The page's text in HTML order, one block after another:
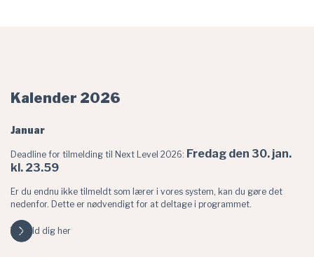
Kalender 2026
Januar
Deadline for tilmelding til Next Level 2026: Fredag den 30. jan.
kl. 23.59
Er du endnu ikke tilmeldt som lærer i vores system, kan du gøre det
nedenfor. Dette er nødvendigt for at deltage i programmet.
Tilmeld dig her